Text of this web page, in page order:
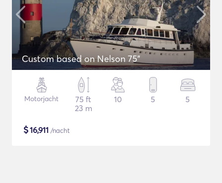
Custom based on Nelson 75"
Motorjacht
75 ft
23 m
10 5 5
$16,911 /nacht